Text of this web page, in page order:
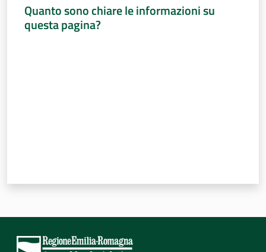
Quanto sono chiare le informazioni su
questa pagina?